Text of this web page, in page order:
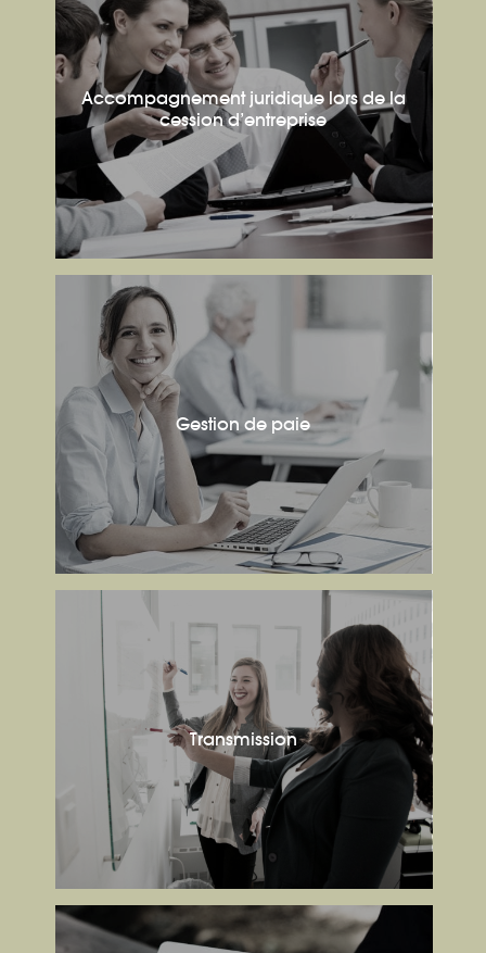
Accompagnement juridique lors de la
cession d’entreprise
Gestion de paie
Transmission